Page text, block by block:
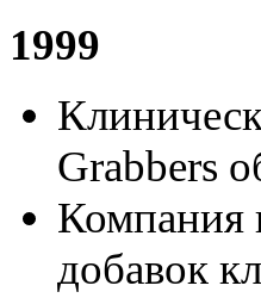
1999
Grabbers
Компания
добавок